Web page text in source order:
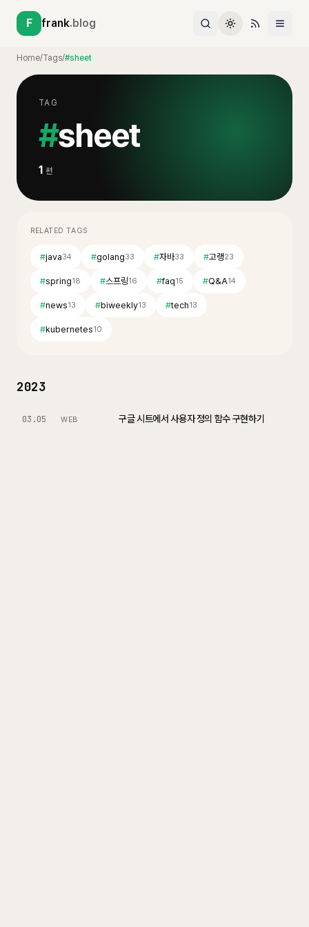
F frank.blog
Home/Tags/#sheet
TAG
#sheet
1 편
RELATED TAGS
#java34 #golang33 #자바33 #고랭23
#spring18 #스프링16 #faq15 #Q&A14
#news13 #biweekly13 #tech13
#kubernetes10
2023
03.05 WEB 구글 시트에서 사용자 정의 함수 구현하기